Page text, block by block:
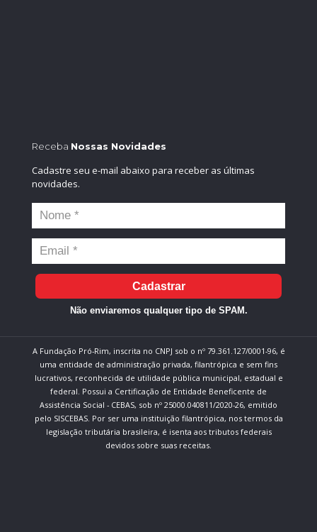
Receba Nossas Novidades
Cadastre seu e-mail abaixo para receber as últimas
novidades.
Cadastrar
Não enviaremos qualquer tipo de SPAM.
A Fundação Pró-Rim, inscrita no CNPJ sob o nº 79.361.127/0001-96, é
uma entidade de administração privada, filantrópica e sem fins
lucrativos, reconhecida de utilidade pública municipal, estadual e
federal. Possui a Certificação de Entidade Beneficente de
Assistência Social - CEBAS, sob nº 25000.040811/2020-26, emitido
pelo SISCEBAS. Por ser uma instituição filantrópica, nos termos da
legislação tributária brasileira, é isenta aos tributos federais
devidos sobre suas receitas.